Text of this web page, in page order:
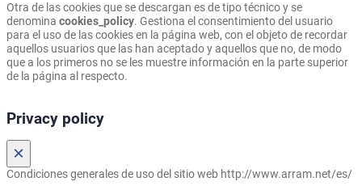
Otra de las cookies que se descargan es de tipo técnico y se
denomina cookies_policy. Gestiona el consentimiento del usuario
para el uso de las cookies en la página web, con el objeto de recordar
aquellos usuarios que las han aceptado y aquellos que no, de modo
que a los primeros no se les muestre información en la parte superior
de la página al respecto.
Privacy policy
×
Condiciones generales de uso del sitio web http://www.arram.net/es/